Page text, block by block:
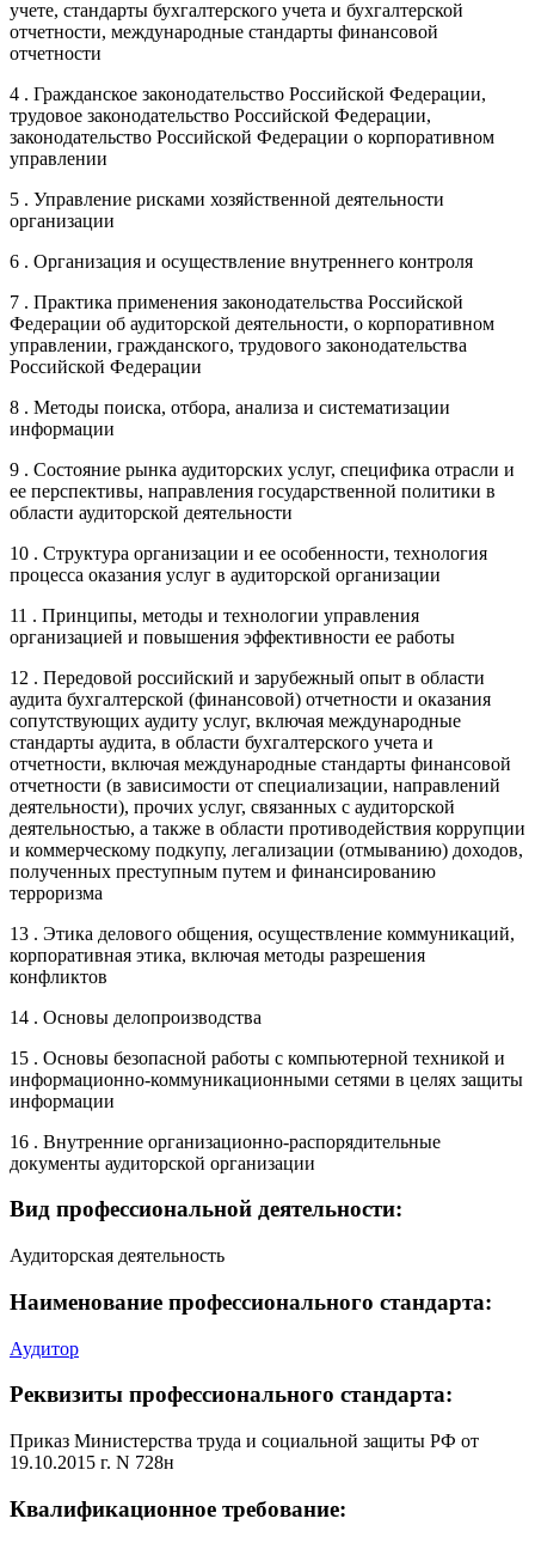
учете, стандарты бухгалтерского учета и бухгалтерской
отчетности, международные стандарты финансовой
отчетности
4 . Гражданское законодательство Российской Федерации,
трудовое законодательство Российской Федерации,
законодательство Российской Федерации о корпоративном
управлении
5 . Управление рисками хозяйственной деятельности
организации
6 . Организация и осуществление внутреннего контроля
7 . Практика применения законодательства Российской
Федерации об аудиторской деятельности, о корпоративном
управлении, гражданского, трудового законодательства
Российской Федерации
8 . Методы поиска, отбора, анализа и систематизации
информации
9 . Состояние рынка аудиторских услуг, специфика отрасли и
ее перспективы, направления государственной политики в
области аудиторской деятельности
10 . Структура организации и ее особенности, технология
процесса оказания услуг в аудиторской организации
11 . Принципы, методы и технологии управления
организацией и повышения эффективности ее работы
12 . Передовой российский и зарубежный опыт в области
аудита бухгалтерской (финансовой) отчетности и оказания
сопутствующих аудиту услуг, включая международные
стандарты аудита, в области бухгалтерского учета и
отчетности, включая международные стандарты финансовой
отчетности (в зависимости от специализации, направлений
деятельности), прочих услуг, связанных с аудиторской
деятельностью, а также в области противодействия коррупции
и коммерческому подкупу, легализации (отмыванию) доходов,
полученных преступным путем и финансированию
терроризма
13 . Этика делового общения, осуществление коммуникаций,
корпоративная этика, включая методы разрешения
конфликтов
14 . Основы делопроизводства
15 . Основы безопасной работы с компьютерной техникой и
информационно-коммуникационными сетями в целях защиты
информации
16 . Внутренние организационно-распорядительные
документы аудиторской организации
Вид профессиональной деятельности:
Аудиторская деятельность
Наименование профессионального стандарта:
Аудитор
Реквизиты профессионального стандарта:
Приказ Министерства труда и социальной защиты РФ от
19.10.2015 г. N 728н
Квалификационное требование: